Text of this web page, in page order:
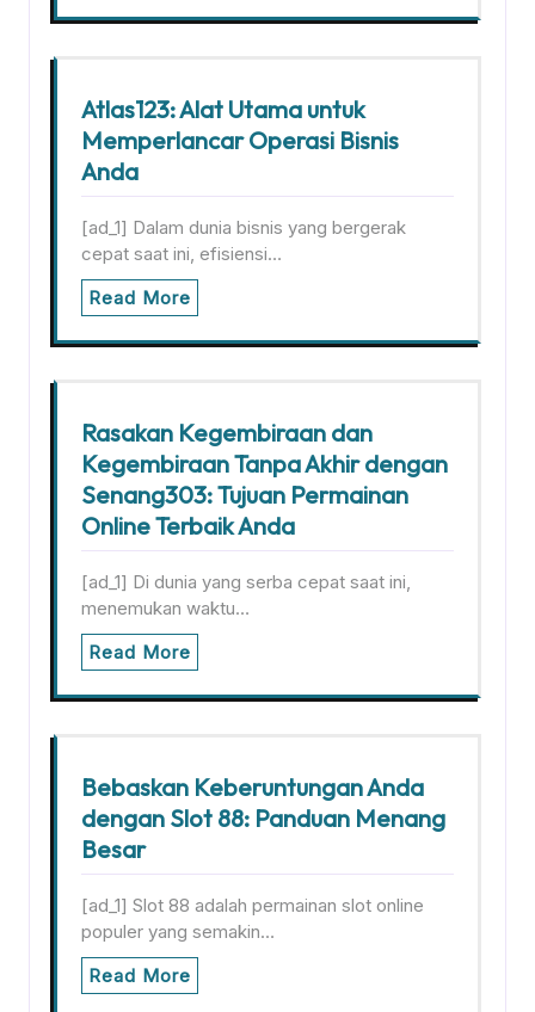
Atlas123: Alat Utama untuk
Memperlancar Operasi Bisnis
Anda
[ad_1] Dalam dunia bisnis yang bergerak
cepat saat ini, efisiensi…
Read More
Rasakan Kegembiraan dan
Kegembiraan Tanpa Akhir dengan
Senang303: Tujuan Permainan
Online Terbaik Anda
[ad_1] Di dunia yang serba cepat saat ini,
menemukan waktu…
Read More
Bebaskan Keberuntungan Anda
dengan Slot 88: Panduan Menang
Besar
[ad_1] Slot 88 adalah permainan slot online
populer yang semakin…
Read More